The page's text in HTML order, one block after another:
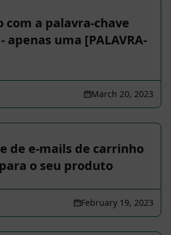
a palavra-chave
apenas uma [PALAVRA-
March 20, 2023
de e-mails de carrinho
o seu produto
February 19, 2023